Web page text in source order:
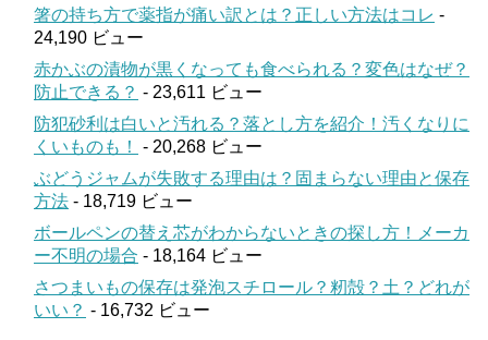
箸の持ち方で薬指が痛い訳とは？正しい方法はコレ -
24,190 ビュー
赤かぶの漬物が黒くなっても食べられる？変色はなぜ？
防止できる？ - 23,611 ビュー
防犯砂利は白いと汚れる？落とし方を紹介！汚くなりに
くいものも！
- 20,268 ビュー
ぶどうジャムが失敗する理由は？固まらない理由と保存
方法 - 18,719 ビュー
ボールペンの替え芯がわからないときの探し方！メーカ
ー不明の場合 - 18,164 ビュー
さつまいもの保存は発泡スチロール？籾殻？土？どれが
いい？ - 16,732 ビュー